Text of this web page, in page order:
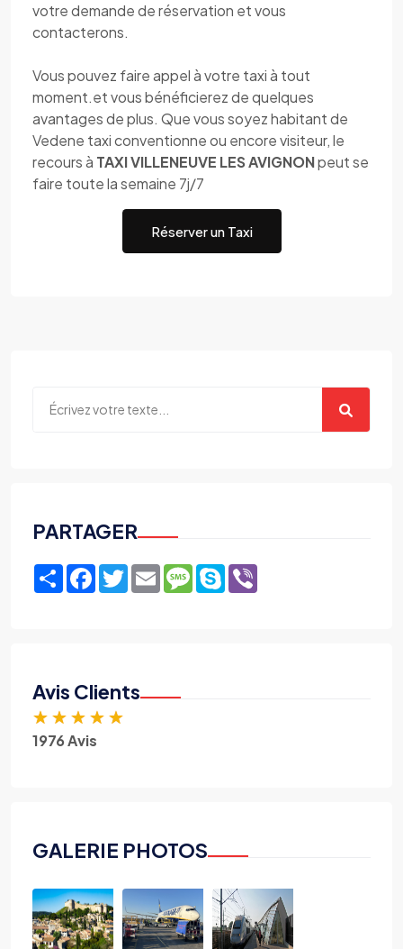
votre demande de réservation et vous
contacterons.
Vous pouvez faire appel à votre taxi à tout
moment.et vous bénéficierez de quelques
avantages de plus. Que vous soyez habitant de
Vedene taxi conventionne ou encore visiteur, le
recours à TAXI VILLENEUVE LES AVIGNONpeut se
faire toute la semaine 7j/7
Réserver un Taxi
PARTAGER
ShareFacebook
TwitterEmailMessage
Skype
Avis Clients
★ ★ ★ ★ ★
1976 Avis
GALERIE PHOTOS